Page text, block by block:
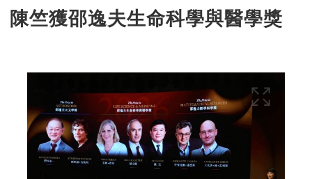
陳竺獲邵逸夫生命科學與醫學獎